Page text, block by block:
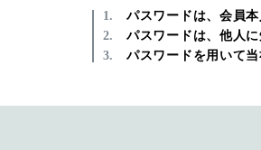
パスワードは、会員
パスワードは、他人
パスワードを用いて